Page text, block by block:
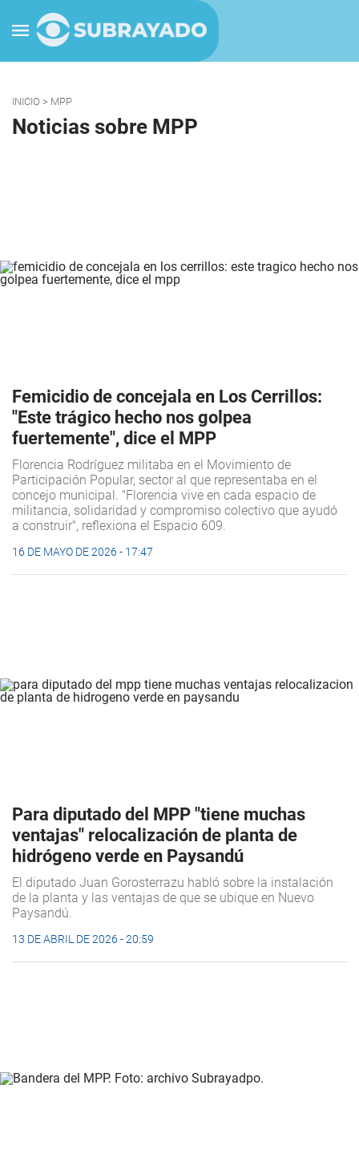
INICIO > MPP
Noticias sobre MPP
Femicidio de concejala en Los Cerrillos:
"Este trágico hecho nos golpea
fuertemente", dice el MPP
Florencia Rodríguez militaba en el Movimiento de
Participación Popular, sector al que representaba en el
concejo municipal. "Florencia vive en cada espacio de
militancia, solidaridad y compromiso colectivo que ayudó
a construir", reflexiona el Espacio 609.
16 DE MAYO DE 2026 - 17:47
Para diputado del MPP "tiene muchas
ventajas" relocalización de planta de
hidrógeno verde en Paysandú
El diputado Juan Gorosterrazu habló sobre la instalación
de la planta y las ventajas de que se ubique en Nuevo
Paysandú.
13 DE ABRIL DE 2026 - 20:59